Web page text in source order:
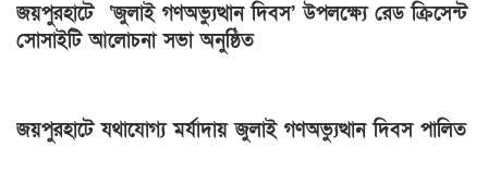
জয়পুরহাটে ‘জুলাই গণঅভ্যুত্থান দিবস’ উপলক্ষ্যে রেড ক্রিসেন্ট
সোসাইটি আলোচনা সভা অনুষ্ঠিত
জয়পুরহাটে যথাযোগ্য মর্যাদায় জুলাই গণঅভ্যুত্থান দিবস পালিত